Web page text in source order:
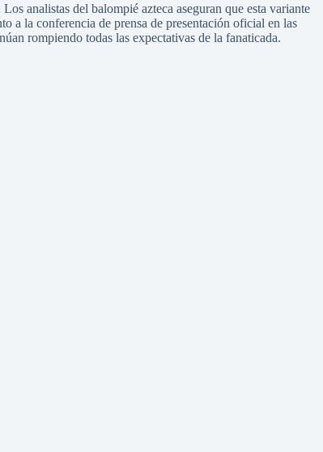
analistas del balompié azteca aseguran que esta variante
a la conferencia de prensa de presentación oficial en las
rompiendo todas las expectativas de la fanaticada.